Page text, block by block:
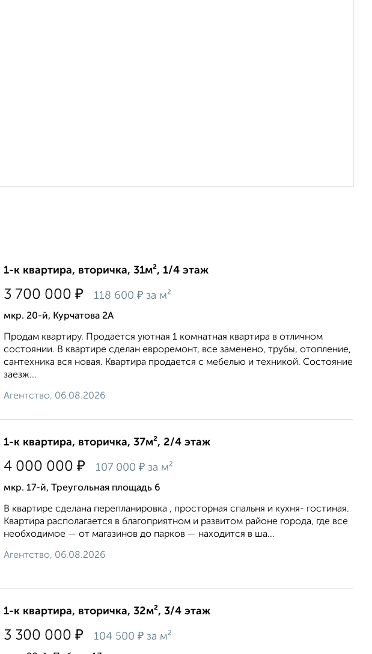
1-к квартира, вторичка, 31м², 1/4 этаж
3 700 000 ₽ 118 600 ₽ за м²
мкр. 20-й, Курчатова 2А
Продам квартиру. Продается уютная 1 комнатная квартира в отличном
состоянии. В квартире сделан евроремонт, все заменено, трубы, отопление,
сантехника вся новая. Квартира продается с мебелью и техникой. Состояние
заезж...
Агентство, 06.08.2026
1-к квартира, вторичка, 37м², 2/4 этаж
4 000 000 ₽ 107 000 ₽ за м²
мкр. 17-й, Треугольная площадь 6
В квартире сделана перепланировка , просторная спальня и кухня- гостиная.
Квартира располагается в благоприятном и развитом районе города, где все
необходимое — от магазинов до парков — находится в ша...
Агентство, 06.08.2026
1-к квартира, вторичка, 32м², 3/4 этаж
3 300 000 ₽ 104 500 ₽ за м²